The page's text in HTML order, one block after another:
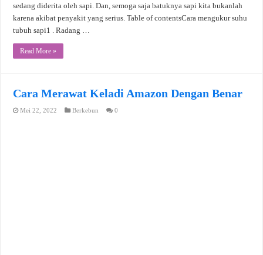
sedang diderita oleh sapi. Dan, semoga saja batuknya sapi kita bukanlah
karena akibat penyakit yang serius. Table of contentsCara mengukur suhu
tubuh sapi1 . Radang …
Read More »
Cara Merawat Keladi Amazon Dengan Benar
Mei 22, 2022 Berkebun 0